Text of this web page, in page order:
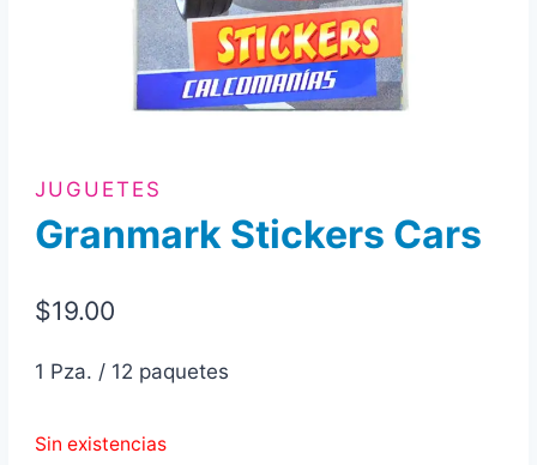
JUGUETES
Granmark Stickers Cars
$19.00
1 Pza. / 12 paquetes
Sin existencias